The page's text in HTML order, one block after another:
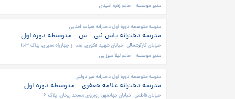
مدیر موسسه: خانم زهره امیدی
مدرسه متوسطه دوره اول دخترانه هیات امنایی
مدرسه دخترانه یاس نبی - س - متوسطه دوره اول
خیابان کارگرشمالی، خیابان شهید فکوری، بعد از چهارراه معیری، پلاک ۱۰۳
مدیر موسسه: خانم لیلا میرزایی
مدرسه متوسطه دوره اول دخترانه غیر دولتی
مدرسه دخترانه علامه جعفری - متوسطه دوره اول
خیابان فاطمی، خیابان جهانمهر، روبروی مسجد ریحان، پلاک ۱۶